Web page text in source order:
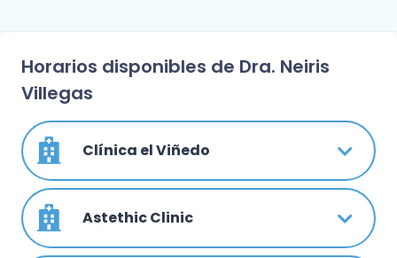
Horarios disponibles de Dra. Neiris
Villegas
Clínica el Viñedo
Astethic Clinic